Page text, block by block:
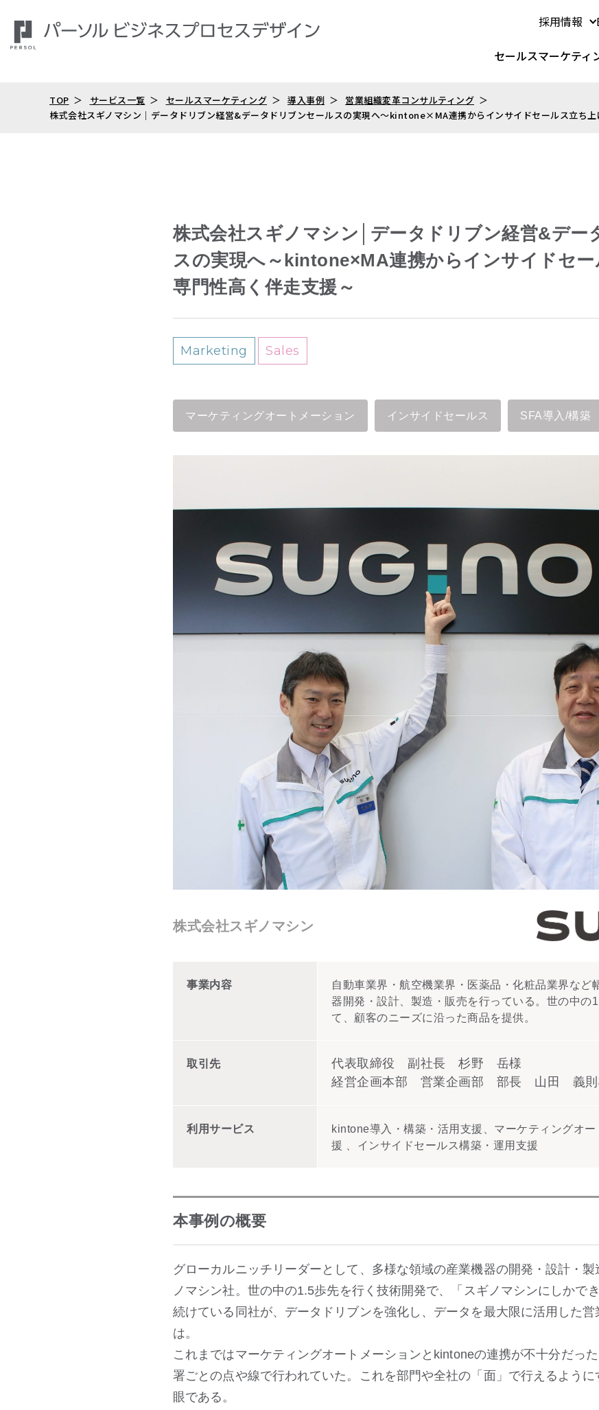
採用情報
セールスマーケティ
TOP サービス一覧 セールスマーケティング 導入事例
営業組織変革コンサルティング
株式会社スギノマシン│データドリブン経営&データドリブンセールスの実現へ～kintone×MA連携からインサイドセールス立ち
株式会社スギノマシン│データドリブン経営&デー
スの実現へ～kintone×MA連携からインサイドセ
専門性高く伴走支援～
Marketing Sales
マーケティングオートメーション インサイドセールス SFA導入/構築
株式会社スギノマシン
事業内容
自動車業界・航空機業界・医薬品・化粧品業界など
器開発・設計、製造・販売を行っている。世の中の
て、顧客のニーズに沿った商品を提供。
取引先
代表取締役 副社長 杉野 岳様
経営企画本部 営業企画部 部長 山田 義則
利用サービス
kintone導入・構築・活用支援、マーケティングオ
援 、インサイドセールス構築・運用支援
本事例の概要
グローカルニッチリーダーとして、多様な領域の産業機器の開発・設計・
ノマシン社。世の中の1.5歩先を行く技術開発で、「スギノマシンにしかで
続けている同社が、データドリブンを強化し、データを最大限に活用した営
は。
これまではマーケティングオートメーションとkintoneの連携が不十分だっ
署ごとの点や線で行われていた。これを部門や全社の「面」で行えるよう
眼である。